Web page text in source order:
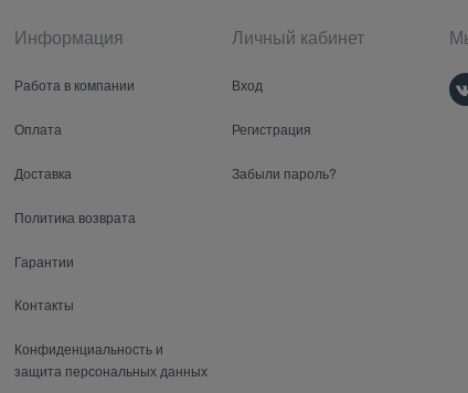
Информация
Работа в компании
Оплата
Доставка
Политика возврата
Гарантии
Контакты
Конфиденциальность и
защита персональных данных
Личный кабинет
Вход
Регистрация
Забыли пароль?